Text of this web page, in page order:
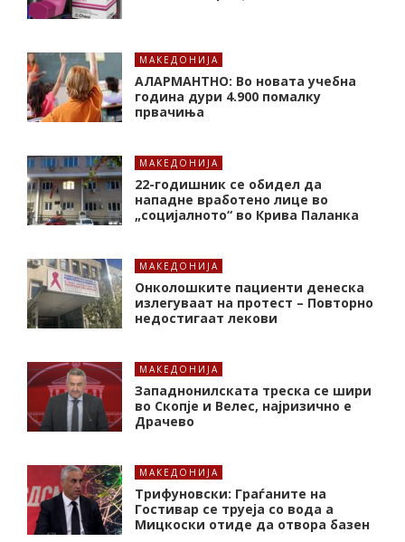
МАКЕДОНИЈА
АЛАРМАНТНО: Во новата учебна
година дури 4.900 помалку
првачиња
МАКЕДОНИЈА
22-годишник се обидел да
нападне вработено лице во
„социјалното“ во Крива Паланка
МАКЕДОНИЈА
Онколошките пациенти денеска
излегуваат на протест – Повторно
недостигаат лекови
МАКЕДОНИЈА
Западнонилската треска се шири
во Скопје и Велес, најризично е
Драчево
МАКЕДОНИЈА
Трифуновски: Граѓаните на
Гостивар се труеја со вода а
Мицкоски отиде да отвора базен